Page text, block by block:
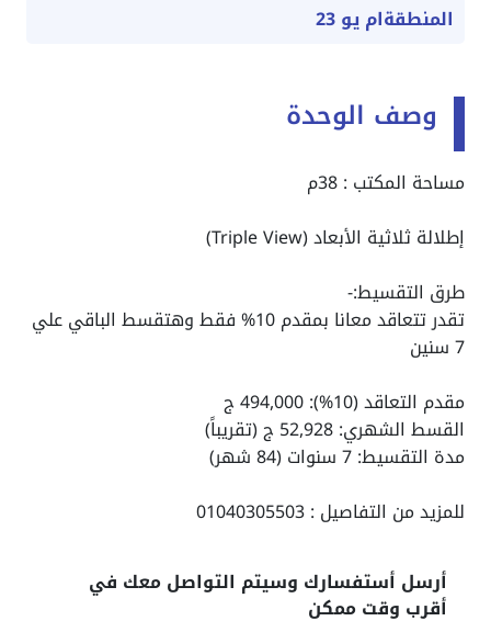
المنطقةام يو 23
وصف الوحدة
مساحة المكتب : 38م
إطلالة ثلاثية الأبعاد (Triple View)
طرق التقسيط:-
تقدر تتعاقد معانا بمقدم 10% فقط وهتقسط الباقي علي
7 سنين
مقدم التعاقد (10%): 494,000 ج
القسط الشهري: 52,928 ج (تقريباً)
مدة التقسيط: 7 سنوات (84 شهر)
للمزيد من التفاصيل : 01040305503
أرسل أستفسارك وسيتم التواصل معك في
أقرب وقت ممكن